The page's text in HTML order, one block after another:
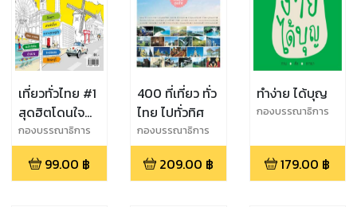
เที่ยวทั่วไทย #1
สุดฮิตโดนใจ
ใครๆก็อยาก
เที่ยว
กองบรรณาธิการ
THiNKNET
99.00 ฿
400 ที่เที่ยว ทั่ว
ไทย ไปทั่วทิศ
กองบรรณาธิการ
THiNKNET
209.00 ฿
ทำง่าย ได้บุญ
กองบรรณาธิการ
179.00 ฿